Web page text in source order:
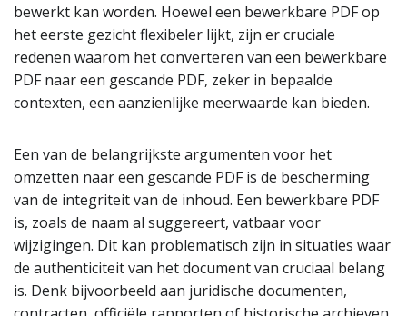
bewerkt kan worden. Hoewel een bewerkbare PDF op
het eerste gezicht flexibeler lijkt, zijn er cruciale
redenen waarom het converteren van een bewerkbare
PDF naar een gescande PDF, zeker in bepaalde
contexten, een aanzienlijke meerwaarde kan bieden.
Een van de belangrijkste argumenten voor het
omzetten naar een gescande PDF is de bescherming
van de integriteit van de inhoud. Een bewerkbare PDF
is, zoals de naam al suggereert, vatbaar voor
wijzigingen. Dit kan problematisch zijn in situaties waar
de authenticiteit van het document van cruciaal belang
is. Denk bijvoorbeeld aan juridische documenten,